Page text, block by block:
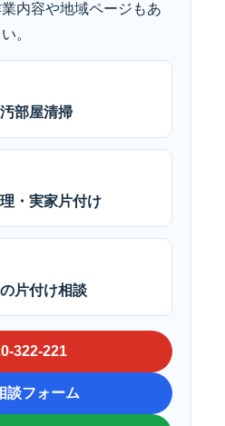
内容や地域ページもあ
。
部屋清掃
・実家片付け
片付け相談
322-221
談フォーム